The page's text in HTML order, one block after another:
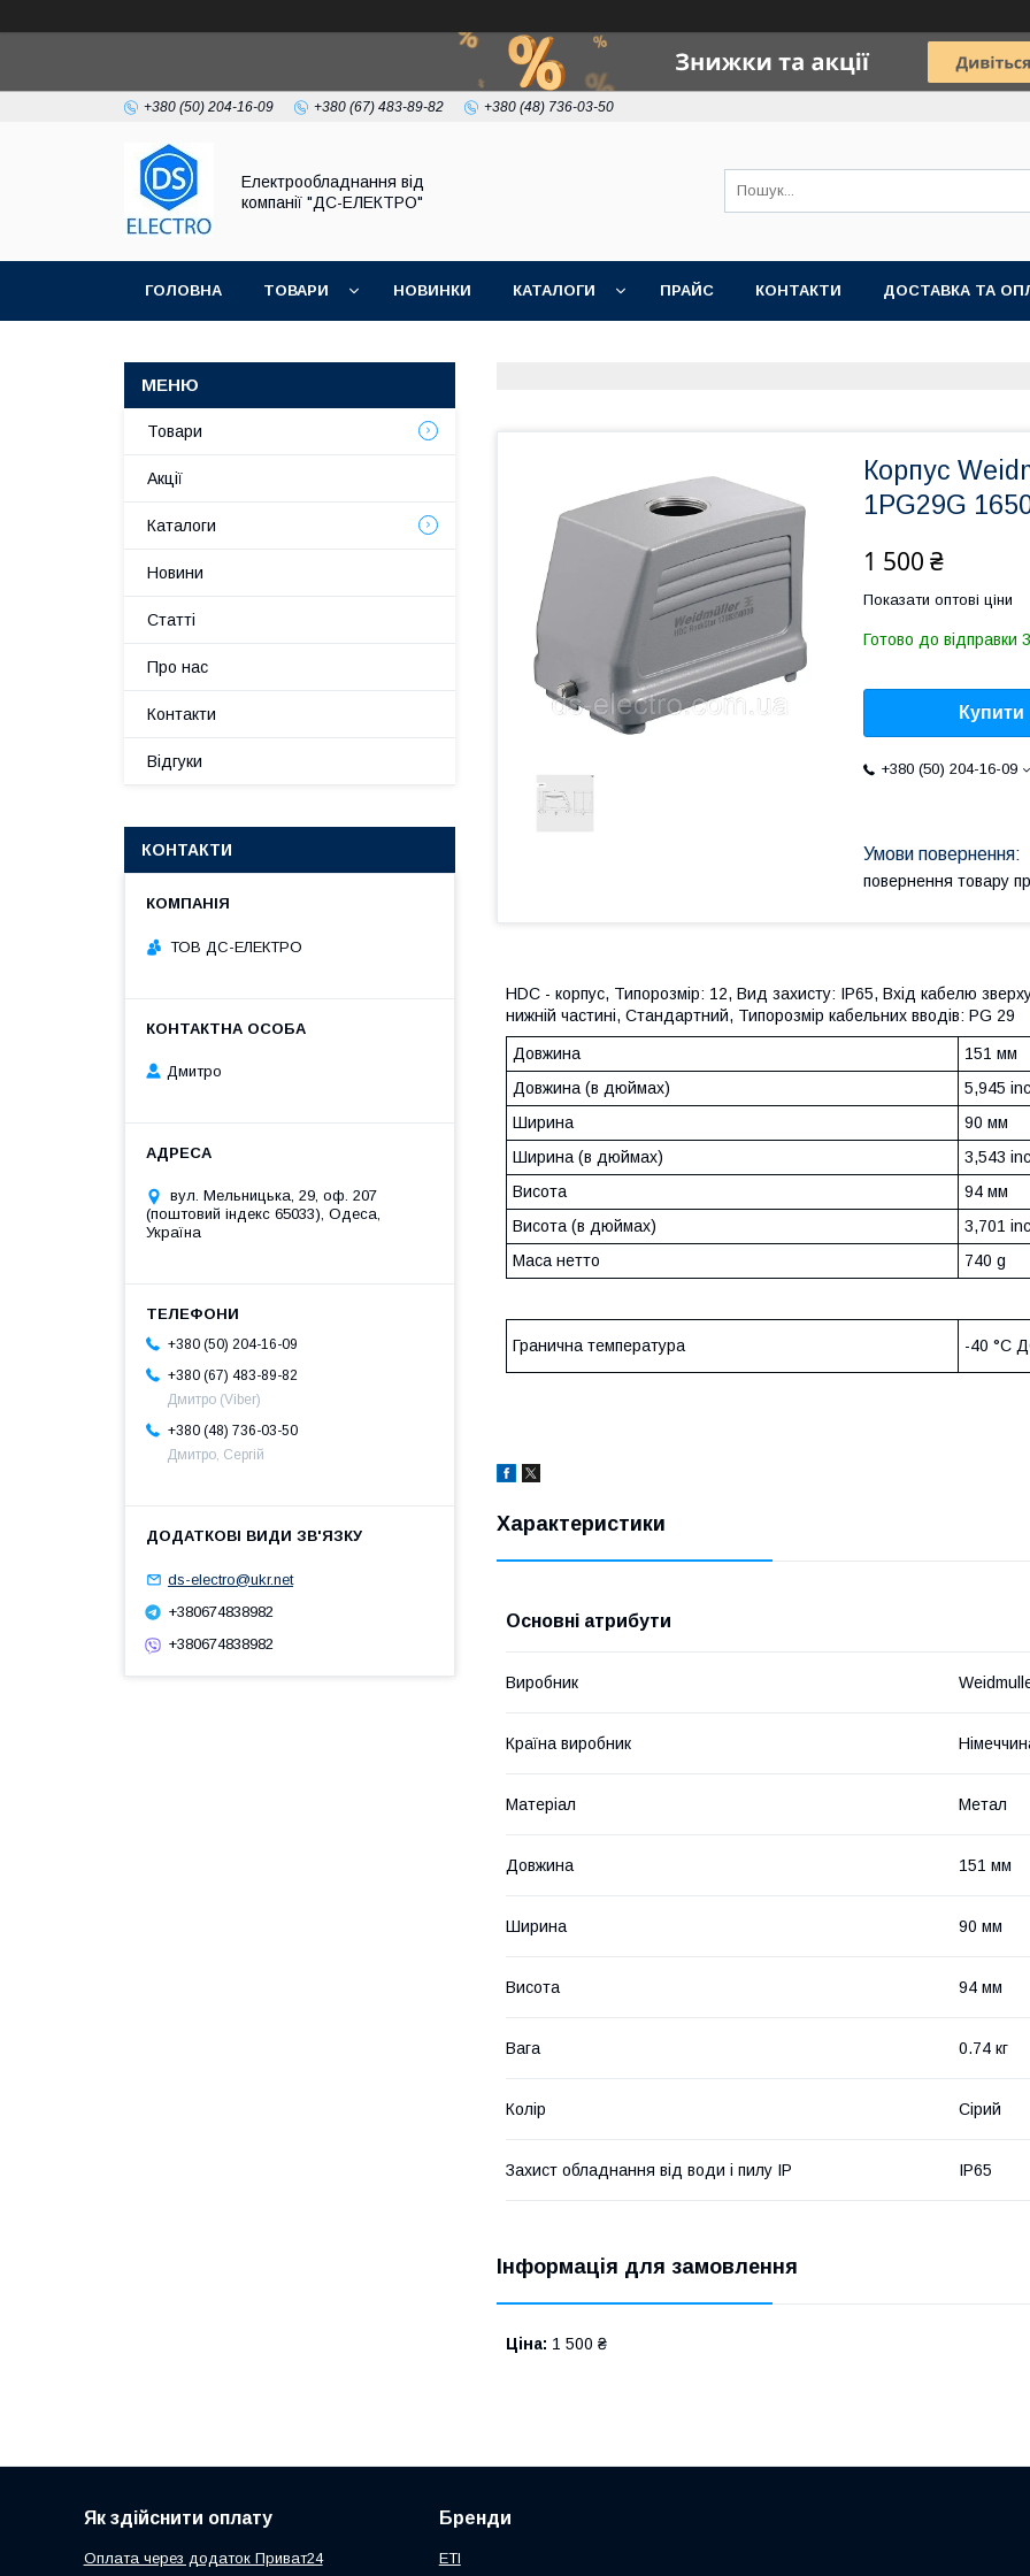
+380 (50) 204-16-09 +380 (67) 483-89-82 +380 (48) 736-03-50
Електрообладнання від
компанії "ДС-ЕЛЕКТРО"
ГОЛОВНА ТОВАРИ НОВИНКИ КАТАЛОГИ ПРАЙС КОНТАКТИ ДОСТАВКА ТА
Корпус
1PG29G
1 500 ₴
Показати оптові ціни
Готово до відправки
Купити
+380 (50) 204-16-09
повернення товару
HDC - корпус, Типорозмір: 12, Вид захисту: IP65, Вхід кабелю
нижній частині, Стандартний, Типорозмір кабельних вводів: PG 29
Довжина
151 мм
Довжина (в дюймах)
5,945
Ширина
90 мм
Ширина (в дюймах)
3,543
Висота
94 мм
Висота (в дюймах)
3,701
Маса нетто
740 g
Гранична температура -40 °C
Характеристики
Основні атрибути
Виробник
Країна виробник
Матеріал Метал
Довжина 151 мм
Ширина 90 мм
Висота 94 мм
Вага 0.74 кг
Колір Сірий
Захист обладнання від води і пилу IP IP65
Інформація для замовлення
Ціна: 1 500 ₴
Товари
Акції
Каталоги
Новини
Статті
Про нас
Контакти
Відгуки
КОНТАКТИ
ТОВ ДС-ЕЛЕКТРО
Дмитро
вул. Мельницька, 29, оф. 207
(поштовий індекс 65033), Одеса,
Україна
+380 (50) 204-16-09
+380 (67) 483-89-82
Дмитро (Viber)
+380 (48) 736-03-50
Дмитро, Сергій
ds-electro@ukr.net
+380674838982
+380674838982
Як здійснити оплату
Оплата через додаток Приват24
Бренди
ETI